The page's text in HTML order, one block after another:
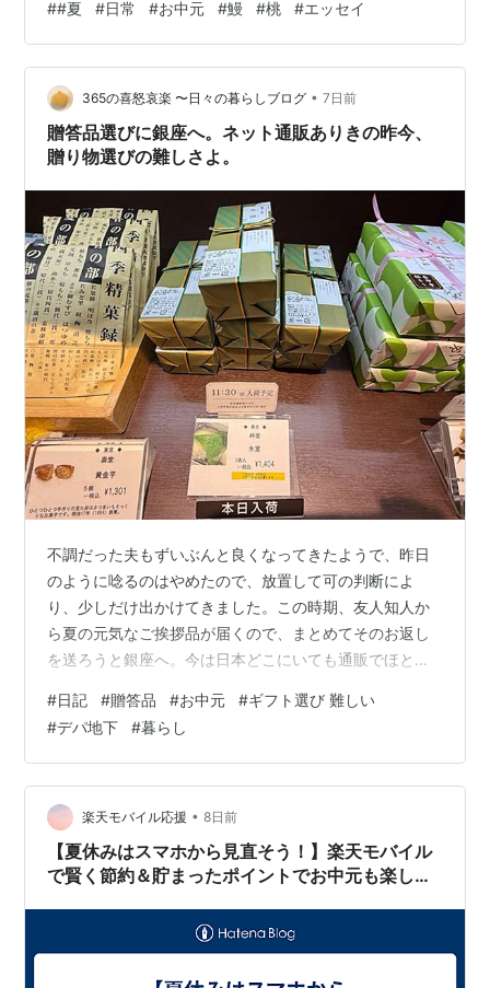
へ。 きっと、 それが狙いなのだろう。 夏の腹の虫は、
今日も満たされた。
##夏 #日常 #お中元 #鰻 #桃 #エッセイ
365の喜怒哀楽 〜日々の暮らしブログ • 7日前
贈答品選びに銀座へ。ネット通販ありきの昨今、
贈り物選びの難しさよ。
不調だった夫もずいぶんと良くなってきたようで、昨日
のように唸るのはやめたので、放置して可の判断によ
り、少しだけ出かけてきました。この時期、友人知人か
ら夏の元気なご挨拶品が届くので、まとめてそのお返し
を送ろうと銀座へ。今は日本どこにいても通販でほとん
せています。百貨店でお取り扱いのあるものはオンライ
ンショップでも購入できるのですが、東京限定などもチ
ェック。そのついでに、今年もそろそろあのお菓子が出
てくる頃？と、銀座三越の菓遊庵をのぞいてみる
と。。。 やはりありました！岬屋の氷室というお饅頭で
す。毎年楽しみにしているので、今年も無事に出会えて
ハッピ…
#日記 #贈答品 #お中元 #ギフト選び 難しい
#デパ地下 #暮らし
楽天モバイル応援 • 8日前
【夏休みはスマホから見直そう！】楽天モバイル
で賢く節約＆貯まったポイントでお中元も楽しむ